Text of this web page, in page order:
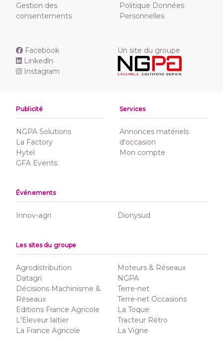
Gestion des
consentements
Politique Données
Personnelles
Facebook
Linkedln
Instagram
Un site du groupe
Publicité
NGPA Solutions
La Factory
Hytel
GFA Events
Services
Annonces matériels
d'occasion
Mon compte
Événements
Innov-agri Dionysud
Les sites du groupe
Agrodistribution
Datagri
Décisions Machinisme &
Réseaux
Editions France Agricole
L'Eleveur laitier
La France Agricole
Moteurs & Réseaux
NGPA
Terre-net
Terre-net Occasions
La Toque
Tracteur Rétro
La Vigne